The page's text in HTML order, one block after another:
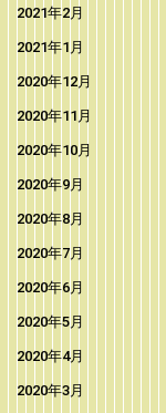
2021年2月
2021年1月
2020年12月
2020年11月
2020年10月
2020年9月
2020年8月
2020年7月
2020年6月
2020年5月
2020年4月
2020年3月